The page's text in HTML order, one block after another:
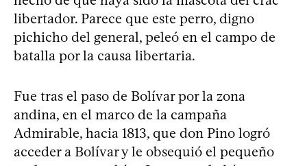
libertador. Parece que este perro, digno
pichicho del general, peleó en el campo de
batalla por la causa libertaria.
Fue tras el paso de Bolívar por la zona
andina, en el marco de la campaña
Admirable, hacia 1813, que don Pino logró
acceder a Bolívar y le obsequió el pequeño